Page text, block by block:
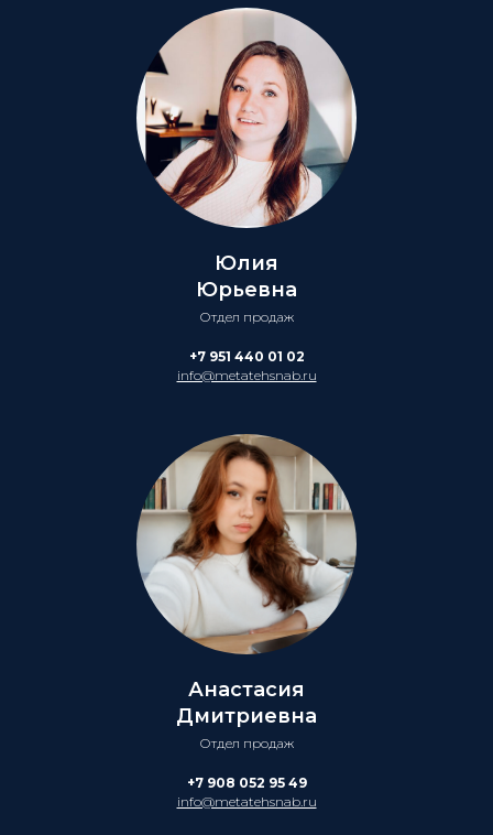
Юлия
Юрьевна
Отдел продаж
+7 951 440 01 02
info@metatehsnab.ru
Анастасия
Дмитриевна
Отдел продаж
+7 908 052 95 49
info@metatehsnab.ru